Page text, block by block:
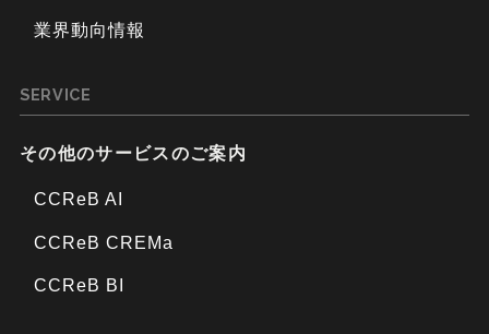
業界動向情報
SERVICE
その他のサービスのご案内
CCReB AI
CCReB CREMa
CCReB BI